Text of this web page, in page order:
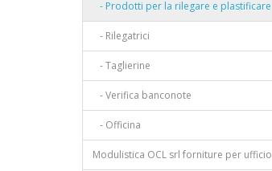
- Prodotti per la rilegare e plastificare
- Rilegatrici
- Taglierine
- Verifica banconote
- Officina
Modulistica OCL srl forniture per ufficio